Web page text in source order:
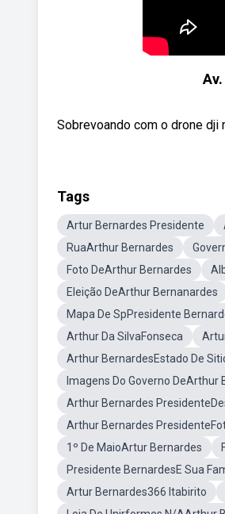
Sobrevoando com o drone dji
Tags
Artur Bernardes Presidente
RuaArthur Bernardes
Foto DeArthur Bernardes
Eleição DeArthur Bernanardes
Mapa De SpPresidente
Arthur Da SilvaFonseca
Arthur BernardesEstado De
Imagens Do Governo DeArthur
Arthur Bernardes
Arthur Bernardes
1º De MaioArtur Bernardes
Presidente BernardesE Sua
Artur Bernardes366 Itabirito